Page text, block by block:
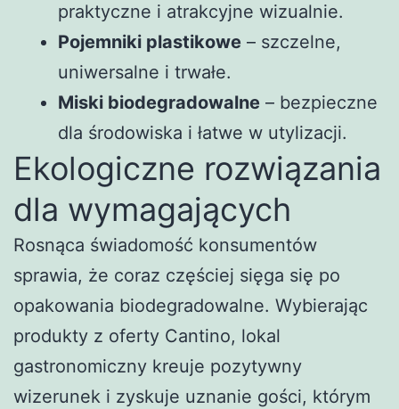
praktyczne i atrakcyjne wizualnie.
Pojemniki plastikowe – szczelne,
uniwersalne i trwałe.
Miski biodegradowalne – bezpieczne
dla środowiska i łatwe w utylizacji.
Ekologiczne rozwiązania
dla wymagających
Rosnąca świadomość konsumentów
sprawia, że coraz częściej sięga się po
opakowania biodegradowalne. Wybierając
produkty z oferty Cantino, lokal
gastronomiczny kreuje pozytywny
wizerunek i zyskuje uznanie gości, którym